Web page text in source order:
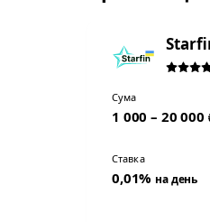
Сума
1 000 – 20 000
Ставка
0,01% на день